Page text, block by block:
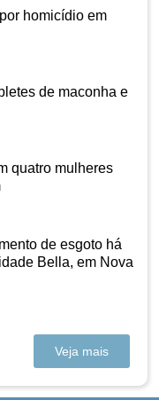
homicídio em
de maconha e
quatro mulheres
de esgoto há
Bella, em Nova
Veja mais